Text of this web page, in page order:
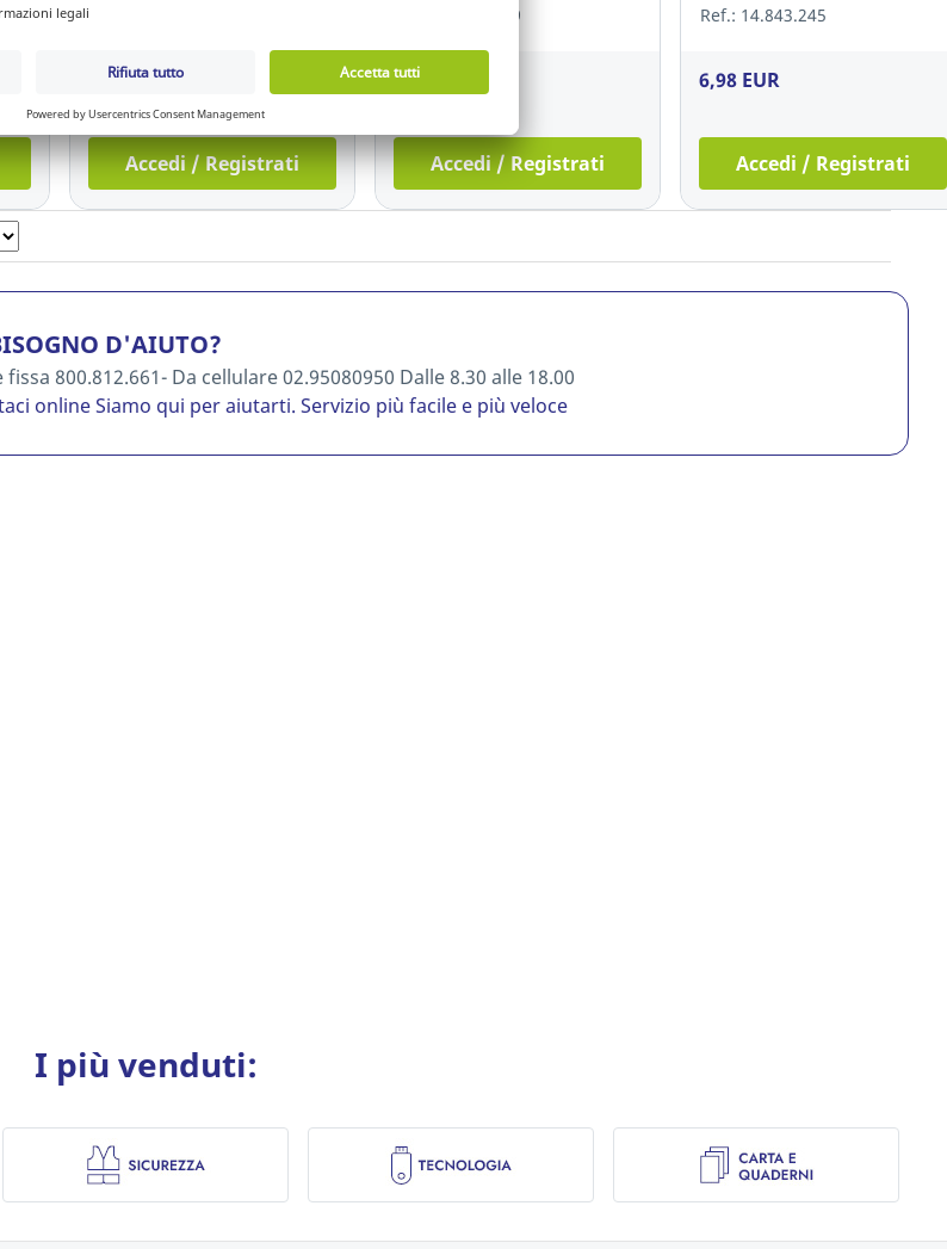
60,07 EUR
Accedi / Registrati
Ref.: 14.519.119
85,53 EUR
Accedi / Registrati
Ref.: 14.843.245
6,98 EUR
Accedi / Registrati
D'AIUTO?
fissa 800.812.661- Da cellulare 02.95080950 Dalle 8.30 alle 18.00
onlineSiamo qui per aiutarti. Servizio più facile e più veloce
I più venduti: